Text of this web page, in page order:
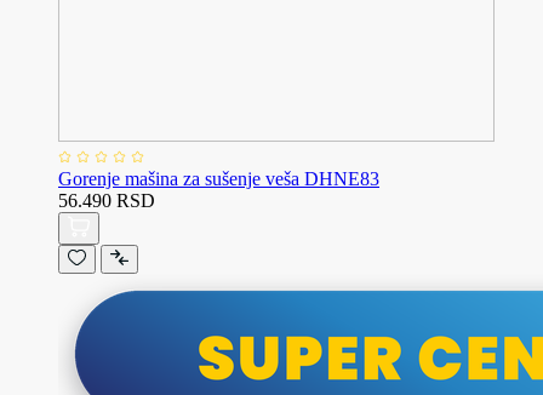
Gorenje mašina za sušenje veša DHNE83
56.490 RSD